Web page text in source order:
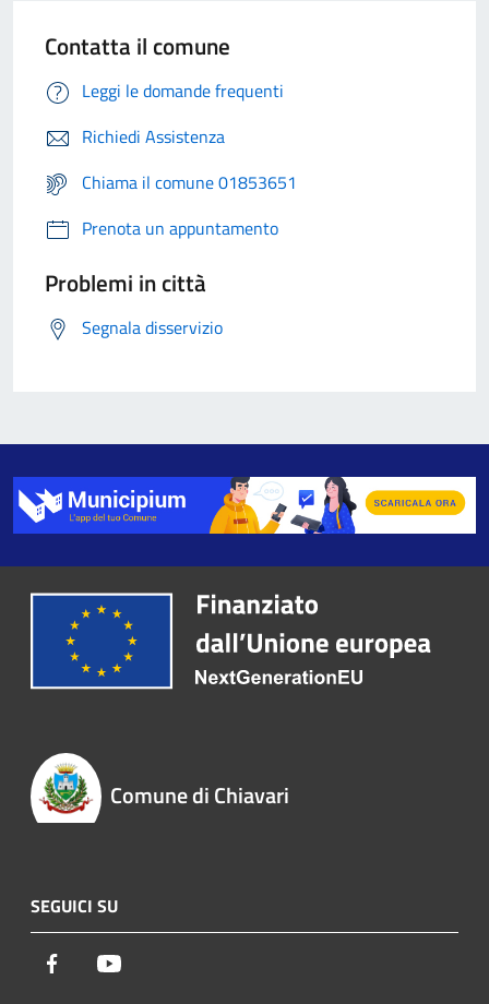
Contatta il comune
Leggi le domande frequenti
Richiedi Assistenza
Chiama il comune 01853651
Prenota un appuntamento
Problemi in città
Segnala disservizio
Comune di Chiavari
SEGUICI SU
Facebook